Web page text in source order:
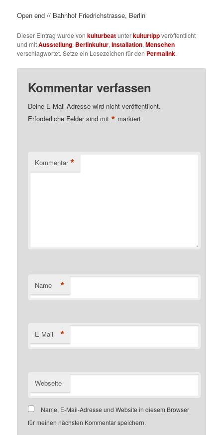
Open end // Bahnhof Friedrichstrasse, Berlin
Dieser Eintrag wurde vonkulturbeatunterkulturtippveröffentlicht
und mitAusstellung, Berlinkultur,Installation,Menschen
verschlagwortet. Setze ein Lesezeichen für den Permalink.
Kommentar verfassen
Deine E-Mail-Adresse wird nicht veröffentlicht.
Erforderliche Felder sind mit* markiert
Kommentar *
Name *
E-Mail *
Webseite
Name, E-Mail-Adresse und Website in diesem Browser
für meinen nächsten Kommentar speichern.